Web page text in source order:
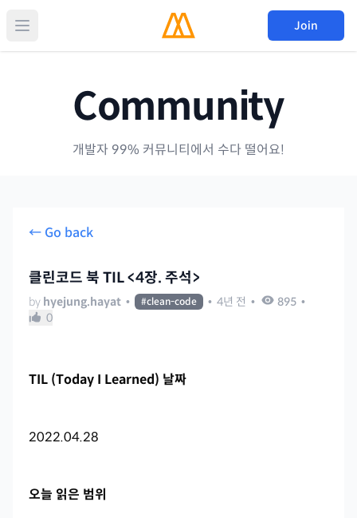
Join
Community
개발자 99% 커뮤니티에서 수다 떨어요!
← Go back
클린코드 북 TIL <4장. 주석>
by hyejung.hayat • #clean-code • 4년 전 • 895 •
0
TIL (Today I Learned) 날짜
2022.04.28
오늘 읽은 범위